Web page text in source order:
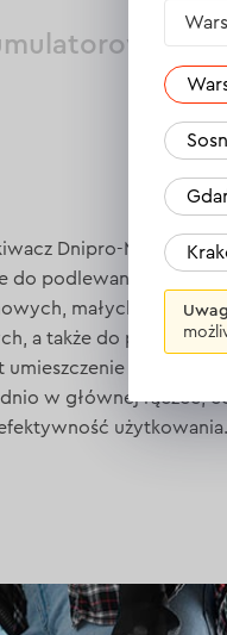
Dnipro-M 5 Li to
do podlewania, ochrony
małych grządek,
a także do pracy w
umieszczenie wszystkich
w głównej rączce,
użytkowania.